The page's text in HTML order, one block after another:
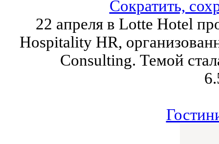
Сократить,
22 апреля в Lotte Hotel
Hospitality HR,
Consulting. Темой